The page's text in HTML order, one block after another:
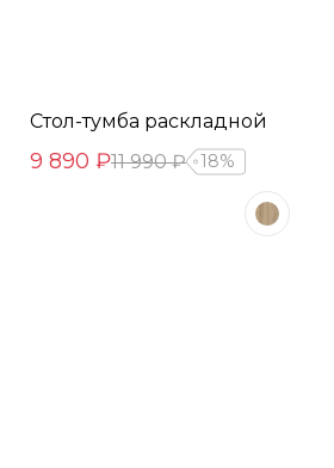
Стол-тумба раскладной
9 890 ₽11 990 ₽ 18%